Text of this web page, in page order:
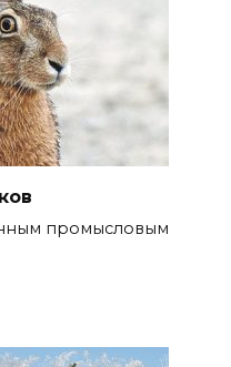
промысловым